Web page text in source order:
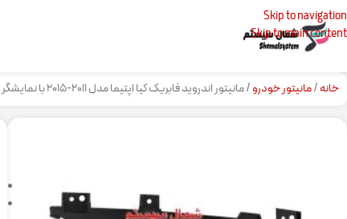
Skip to navigation
Skip to main content
خانه مانیتور خودرو مانیتور اندروید فابریک کیا اپتیما مدل ۲۰۱۱-۲۰۱۵ با نمایشگر ۹ اینچ لمسی